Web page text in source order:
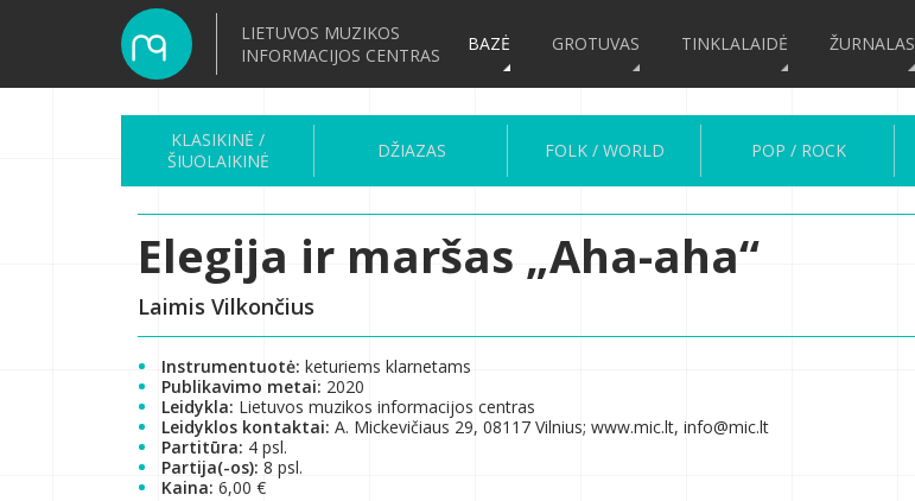
LIETUVOS MUZIKOS
INFORMACIJOS CENTRAS
BAZĖ GROTUVAS TINKLALAIDĖ ŽURNALAS
KLASIKINĖ /
ŠIUOLAIKINĖ
DŽIAZAS FOLK / WORLD POP / ROCK
Elegija ir maršas „Aha-aha“
Laimis Vilkončius
Instrumentuotė: keturiems klarnetams
Publikavimo metai: 2020
Leidykla: Lietuvos muzikos informacijos centras
Leidyklos kontaktai: A. Mickevičiaus 29, 08117 Vilnius; www.mic.lt, info@mic.lt
Partitūra: 4 psl.
Partija(-os): 8 psl.
Kaina: 6,00 €